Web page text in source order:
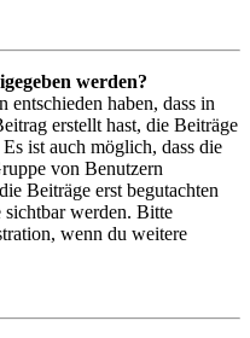
werden?
haben, dass in
erstellt hast, die Beiträge
ist auch möglich, dass die
von Benutzern
Beiträge erst begutachten
sichtbar werden. Bitte
wenn du weitere